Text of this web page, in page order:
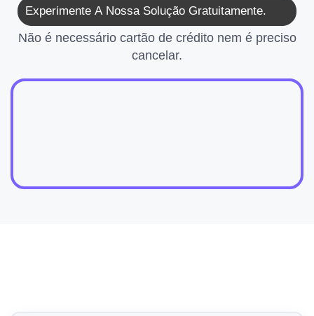
Experimente A Nossa Solução Gratuitamente.
Não é necessário cartão de crédito nem é preciso
cancelar.